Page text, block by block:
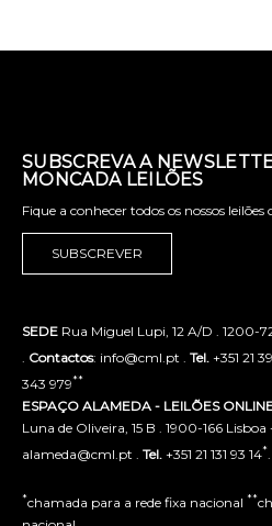
SUBSCREVA A
MONCADA LEILÕES
Fique a conhecer todos os nossos leilões
SUBSCREVER
SEDE Rua Miguel Lupi, 12 A/D . 1200-
Contactos: info@cml.pt . Tel. +351 21
343 979**
ESPAÇO ALAMEDA - LEILÕES
Luna de Oliveira, 15 B . 1900-166 Lisboa
alameda@cml.pt . Tel. +351 21 131 93 14*
*chamada para a rede fixa nacional **